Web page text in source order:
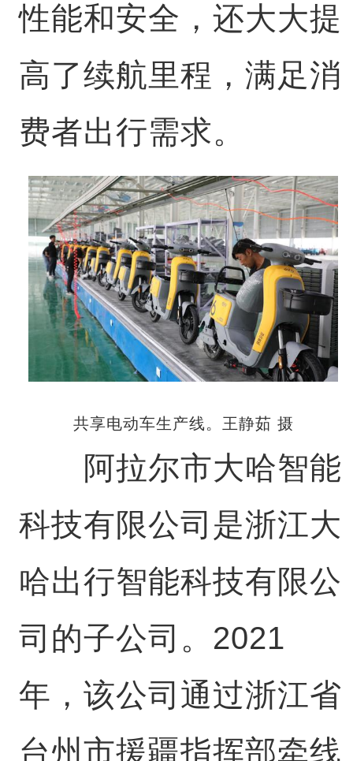
性能和安全，还大大提
高了续航里程，满足消
费者出行需求。
共享电动车生产线。王静茹 摄
阿拉尔市大哈智能
科技有限公司是浙江大
哈出行智能科技有限公
司的子公司。2021
年，该公司通过浙江省
台州市援疆指挥部牵线